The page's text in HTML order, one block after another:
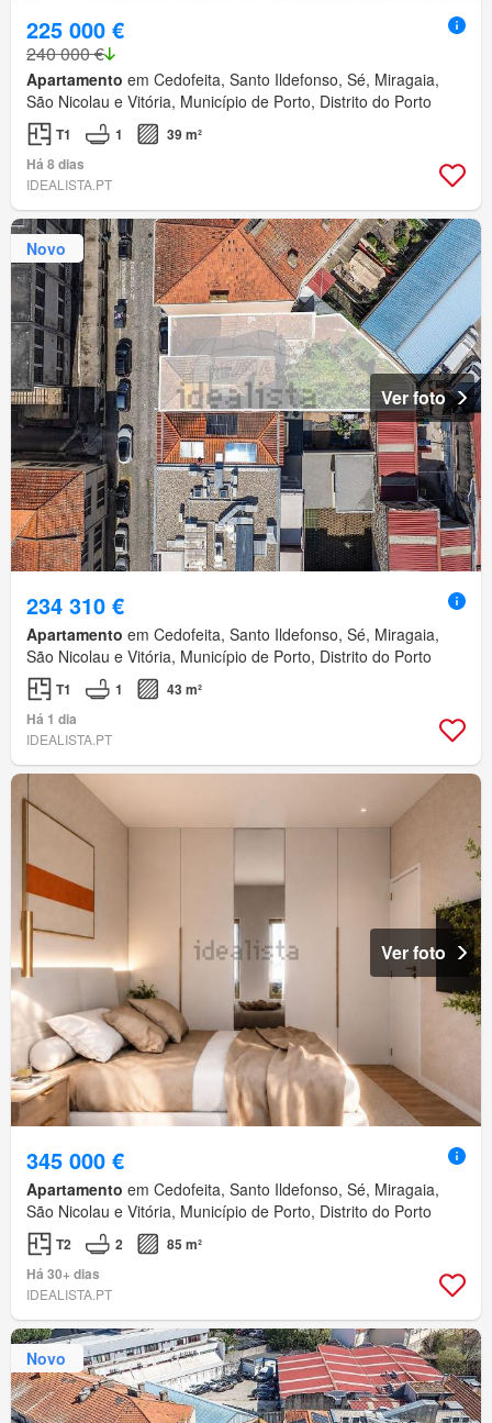
225 000 €
240 000 €
Apartamento em Cedofeita, Santo Ildefonso, Sé, Miragaia,
São Nicolau e Vitória, Município de Porto, Distrito do Porto
T1 1
39 m²
Há 8 dias
IDEALISTA.PT
Novo
Ver foto
234 310 €
Apartamento em Cedofeita, Santo Ildefonso, Sé, Miragaia,
São Nicolau e Vitória, Município de Porto, Distrito do Porto
T1 1
43 m²
Há 1 dia
IDEALISTA.PT
Ver foto
345 000 €
Apartamento em Cedofeita, Santo Ildefonso, Sé, Miragaia,
São Nicolau e Vitória, Município de Porto, Distrito do Porto
T2 2
85 m²
Há 30+ dias
IDEALISTA.PT
Novo